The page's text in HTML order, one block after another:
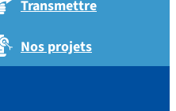
Transmettre
Nos projets